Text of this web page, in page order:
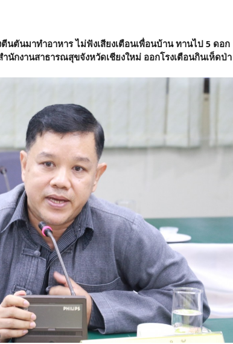
นตันมาทำอาหาร ไม่ฟังเสียงเตือนเพื่อนบ้าน ทานไป 5 ดอก
นักงานสาธารณสุขจังหวัดเชียงใหม่ ออกโรงเตือนกินเห็ดป่า